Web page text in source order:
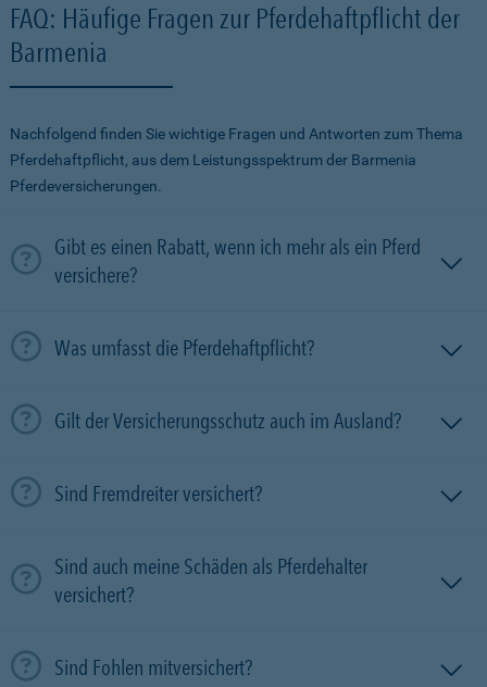
FAQ: Häufige Fragen zur Pferdehaftpflicht der
Barmenia
Nachfolgend finden Sie wichtige Fragen und Antworten zum Thema
Pferdehaftpflicht, aus dem Leistungsspektrum der Barmenia
Pferdeversicherungen.
Gibt es einen Rabatt, wenn ich mehr als ein Pferd
versichere?
Was umfasst die Pferdehaftpflicht?
Gilt der Versicherungsschutz auch im Ausland?
Sind Fremdreiter versichert?
Sind auch meine Schäden als Pferdehalter
versichert?
Sind Fohlen mitversichert?